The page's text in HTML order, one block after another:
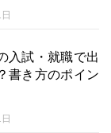
入試・就職で出
書き方のポイン